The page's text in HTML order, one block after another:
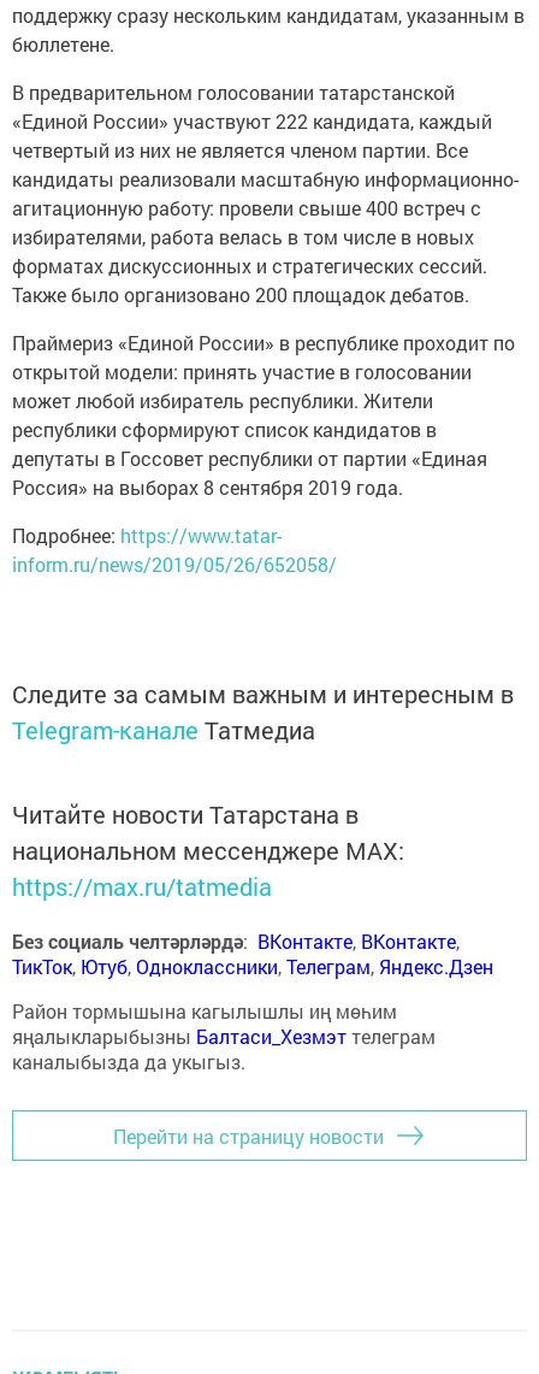
поддержку сразу нескольким кандидатам, указанным в
бюллетене.
В предварительном голосовании татарстанской
«Единой России» участвуют 222 кандидата, каждый
четвертый из них не является членом партии. Все
кандидаты реализовали масштабную информационно-
агитационную работу: провели свыше 400 встреч с
избирателями, работа велась в том числе в новых
форматах дискуссионных и стратегических сессий.
Также было организовано 200 площадок дебатов.
Праймериз «Единой России» в республике проходит по
открытой модели: принять участие в голосовании
может любой избиратель республики. Жители
республики сформируют список кандидатов в
депутаты в Госсовет республики от партии «Единая
Россия» на выборах 8 сентября 2019 года.
Подробнее: https://www.tatar-
inform.ru/news/2019/05/26/652058/
Следите за самым важным и интересным в
Telegram-канале Татмедиа
Читайте новости Татарстана в
национальном мессенджере MАХ:
https://max.ru/tatmedia
Без социаль челтәрләрдә: ВКонтакте, ВКонтакте,
ТикТок, Ютуб,Одноклассники,Телеграм, Яндекс.Дзен
Район тормышына кагылышлы иң мөһим
яңалыкларыбызны Балтаси_Хезмэттелеграм
каналыбызда да укыгыз.
Перейти на страницу новости